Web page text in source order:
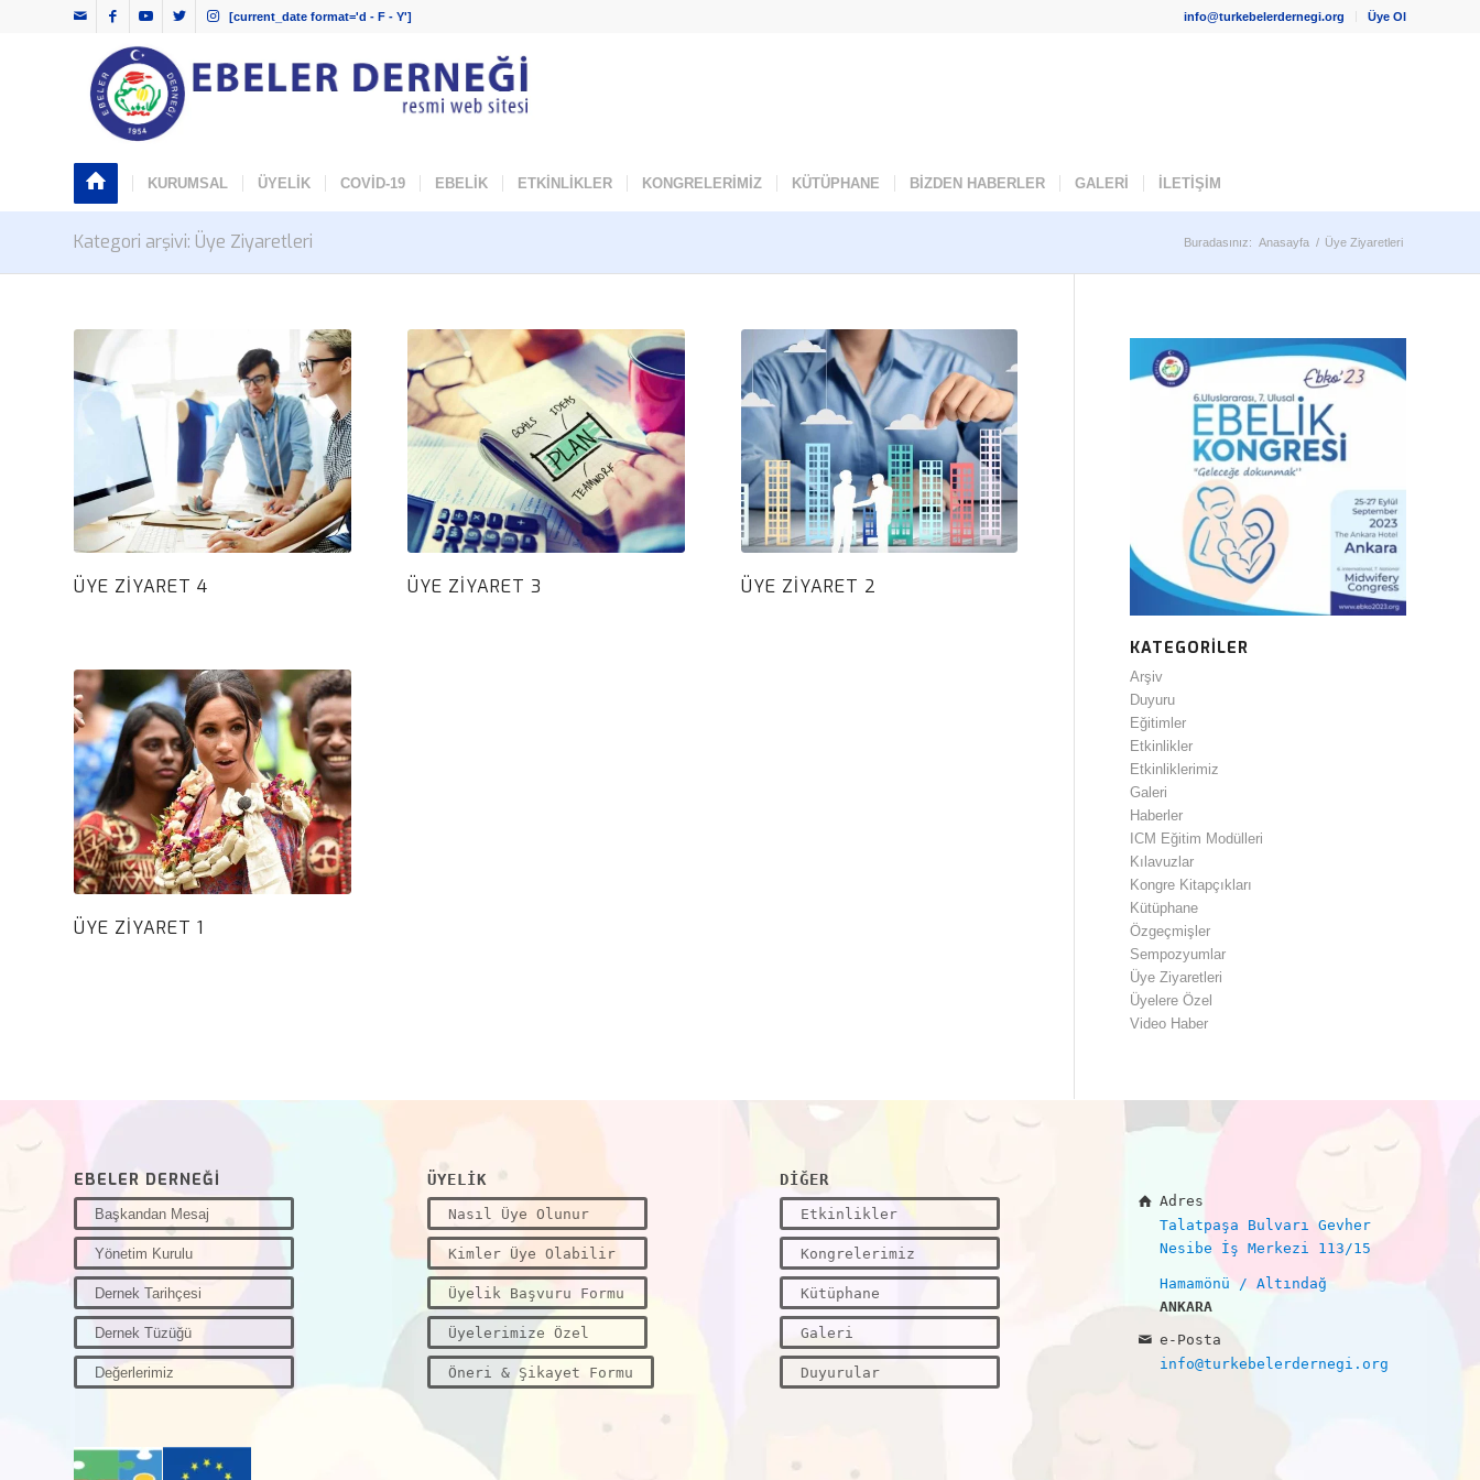
info@turkebelerdernegi.org Üye Ol
[current_date format='d - F - Y']
KURUMSAL ÜYELİK COVİD-19 EBELİK ETKİNLİKLER KONGRELERİMİZ KÜTÜPHANE BİZDEN HABERLER GALERİ İLETİŞİM
Kategori arşivi: Üye Ziyaretleri Buradasınız: Anasayfa / Üye Ziyaretleri
ÜYE ZIYARET 4 ÜYE ZIYARET 3 ÜYE ZIYARET 2
ÜYE ZIYARET 1
KATEGORILER
Arşiv
Duyuru
Eğitimler
Etkinlikler
Etkinliklerimiz
Galeri
Haberler
ICM Eğitim Modülleri
Kılavuzlar
Kongre Kitapçıkları
Kütüphane
Özgeçmişler
Sempozyumlar
Üye Ziyaretleri
Üyelere Özel
Video Haber
EBELER DERNEĞİ
Başkandan Mesaj
Yönetim Kurulu
Dernek Tarihçesi
Dernek Tüzüğü
Değerlerimiz
ÜYELİK
Nasıl Üye Olunur
Kimler Üye Olabilir
Üyelik Başvuru Formu
Üyelerimize Özel
Öneri & Şikayet Formu
DİĞER
Etkinlikler
Kongrelerimiz
Kütüphane
Galeri
Duyurular
Adres
Talatpaşa Bulvarı Gevher
Nesibe İş Merkezi 113/15
Hamamönü / Altındağ
ANKARA
e-Posta
info@turkebelerdernegi.org